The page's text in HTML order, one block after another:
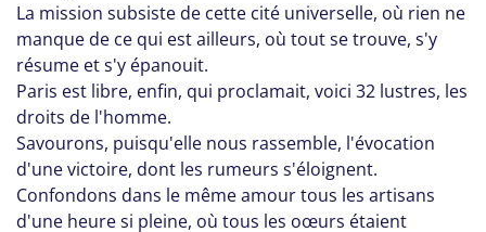
La mission subsiste de cette cité universelle, où rien ne
manque de ce qui est ailleurs, où tout se trouve, s'y
résume et s'y épanouit.
Paris est libre, enfin, qui proclamait, voici 32 lustres, les
droits de l'homme.
Savourons, puisqu'elle nous rassemble, l'évocation
d'une victoire, dont les rumeurs s'éloignent.
Confondons dans le même amour tous les artisans
d'une heure si pleine, où tous les oœurs étaient